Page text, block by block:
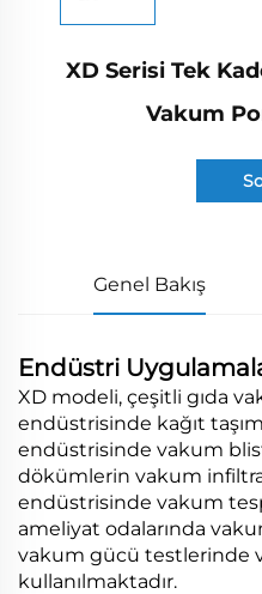
XD Serisi Tek
Vakum
Genel Bakış
Endüstri
XD modeli, çeşitli gıda
endüstrisinde kağıt
endüstrisinde vakum
dökümlerin vakum
endüstrisinde vakum
ameliyat odalarında
vakum gücü testlerinde
kullanılmaktadır.